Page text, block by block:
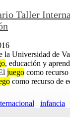
Taller
la Universidad de
, educación y
juego como
como recurso de
infancia